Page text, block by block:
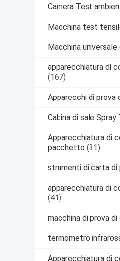
Camera Test
Macchina test
Macchina
apparecchiatura di
(167)
Apparecchi di prova
Cabina di sale Spray
Apparecchiatura di
pacchetto (31)
strumenti di carta di
apparecchiatura di
(41)
macchina di prova di
termometro
Apparecchiatura di